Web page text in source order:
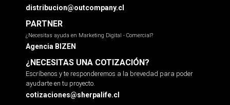
distribucion@outcompany.cl
PARTNER
¿Necesitas ayuda en Marketing Digital - Comercial?
Agencia BIZEN
¿NECESITAS UNA COTIZACIÓN?
Escríbenos y te responderemos a la brevedad para poder
ayudarte en tu proyecto.
cotizaciones@sherpalife.cl